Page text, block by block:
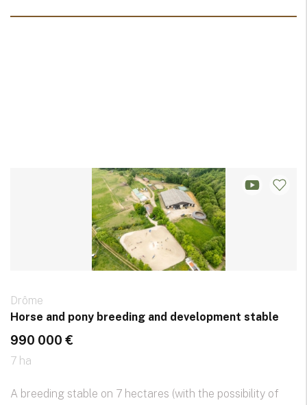
Drôme
Horse and pony breeding and development stable
990 000 €
7 ha
A breeding stable on 7 hectares (with the possibility of